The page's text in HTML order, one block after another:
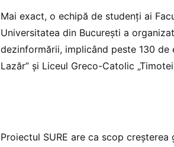
Mai exact, o echipă de studenți ai
Universitatea din București a
dezinformării, implicând peste 130 de
Lazăr” și Liceul Greco-Catolic „Timotei
Proiectul SURE are ca scop